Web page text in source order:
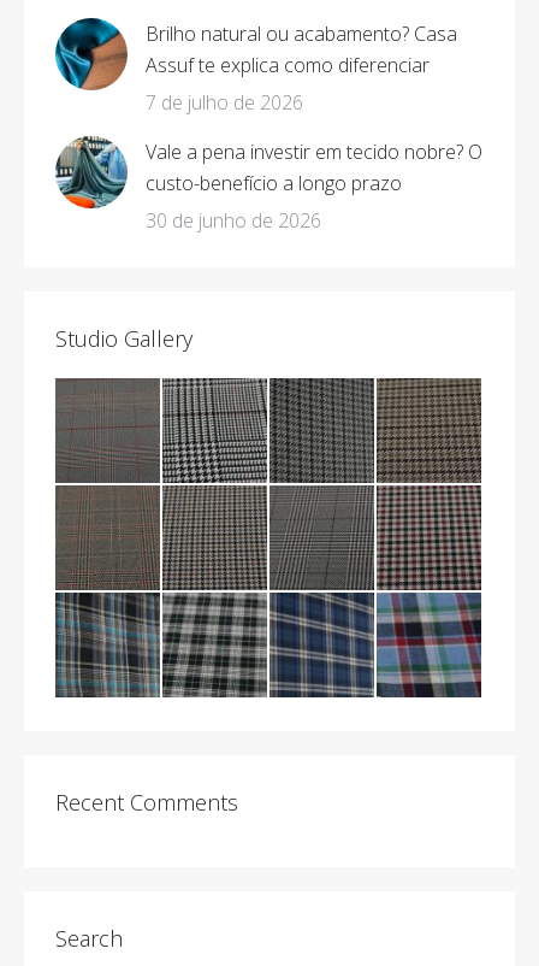
Brilho natural ou acabamento? Casa
Assuf te explica como diferenciar
7 de julho de 2026
Vale a pena investir em tecido nobre? O
custo-benefício a longo prazo
30 de junho de 2026
Studio Gallery
Recent Comments
Search